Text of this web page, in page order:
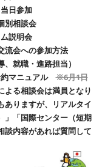
日参加
別相談会
説明会
流会への参加方法
就職・進路担当）
約マニュアル※6月1日
る相談会は満員となり
ありますが、リアルタイ
」「国際センター（短期
談内容があれば質問して